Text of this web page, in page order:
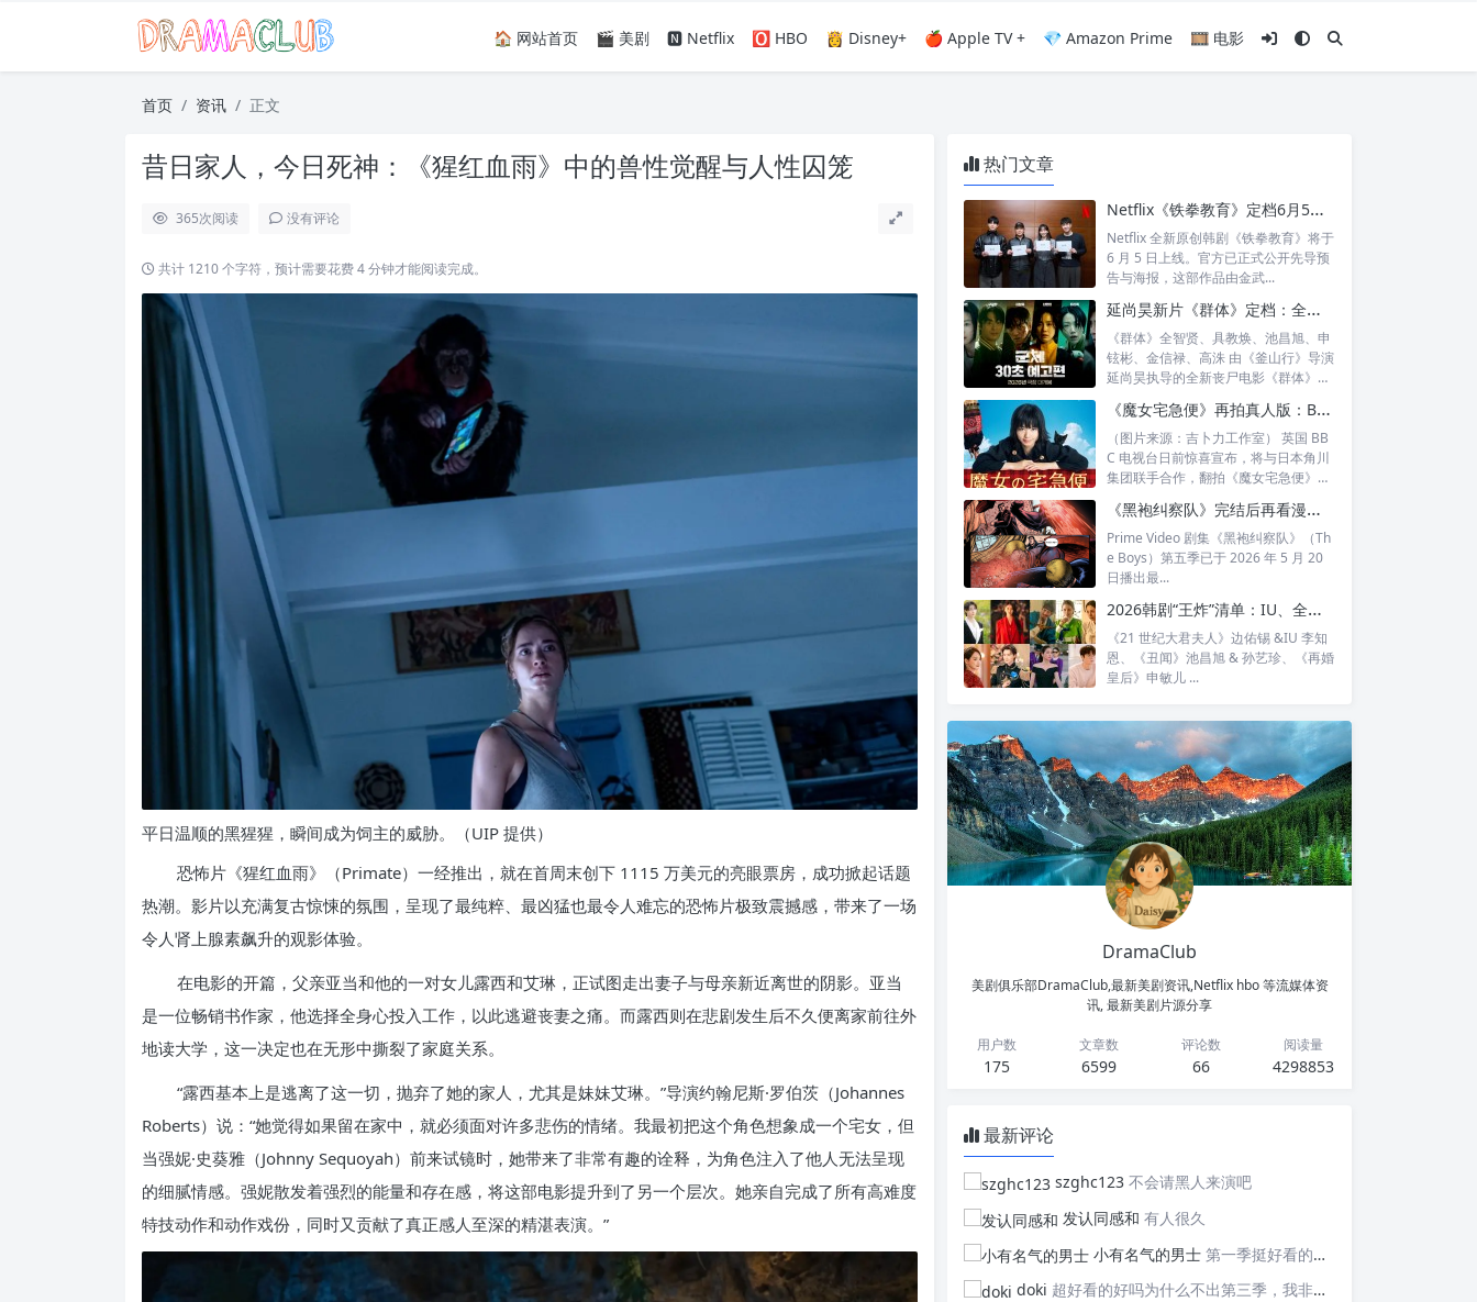
🏠 网站首页 🎬 美剧 🅽 Netflix 🅾️ HBO 👸 Disney+ 🍎 Apple TV + 💎 Amazon Prime 🎞️ 电影
首页 资讯 正文
昔日家人，今日死神：《猩红血雨》中的兽性觉醒与人性囚笼
365次阅读 没有评论
共计 1210 个字符，预计需要花费 4 分钟才能阅读完成。
平日温顺的黑猩猩，瞬间成为饲主的威胁。（UIP 提供）
恐怖片《猩红血雨》（Primate）一经推出，就在首周末创下 1115 万美元的亮眼票房，成功掀起话题
热潮。影片以充满复古惊悚的氛围，呈现了最纯粹、最凶猛也最令人难忘的恐怖片极致震撼感，带来了一场
令人肾上腺素飙升的观影体验。
在电影的开篇，父亲亚当和他的一对女儿露西和艾琳，正试图走出妻子与母亲新近离世的阴影。亚当
是一位畅销书作家，他选择全身心投入工作，以此逃避丧妻之痛。而露西则在悲剧发生后不久便离家前往外
地读大学，这一决定也在无形中撕裂了家庭关系。
“露西基本上是逃离了这一切，抛弃了她的家人，尤其是妹妹艾琳。”导演约翰尼斯·罗伯茨（Johannes
Roberts）说：“她觉得如果留在家中，就必须面对许多悲伤的情绪。我最初把这个角色想象成一个宅女，但
当强妮·史葵雅（Johnny Sequoyah）前来试镜时，她带来了非常有趣的诠释，为角色注入了他人无法呈现
的细腻情感。强妮散发着强烈的能量和存在感，将这部电影提升到了另一个层次。她亲自完成了所有高难度
特技动作和动作戏份，同时又贡献了真正感人至深的精湛表演。”
热门文章
Netflix《铁拳教育》定档6月5日：金武烈、李星民集结出击，这次要用铁腕重整失控校园
Netflix 全新原创韩剧《铁拳教育》将于
6 月 5 日上线。官方已正式公开先导预
告与海报，这部作品由金武...
延尚昊新片《群体》定档：全智贤时隔11年回归大银幕，池昌旭、具教焕联手闯丧尸危机
《群体》全智贤、具教焕、池昌旭、申
铉彬、金信禄、高洙 由《釜山行》导演
延尚昊执导的全新丧尸电影《群体》正
《魔女宅急便》再拍真人版：BBC 联手角川打造“英国版”剧集
（图片来源：吉卜力工作室） 英国 BB
C 电视台日前惊喜宣布，将与日本角川
集团联手合作，翻拍《魔女宅急便》的
《黑袍纠察队》完结后再看漫画结局：护国超人之死，比剧版残酷得多
Prime Video 剧集《黑袍纠察队》（Th
e Boys）第五季已于 2026 年 5 月 20
日播出最...
2026韩剧“王炸”清单：IU、全智贤、宋慧乔领衔回归，30对神仙CP谁最让你心动？
《21 世纪大君夫人》边佑锡 &IU 李知
恩、《丑闻》池昌旭 & 孙艺珍、《再婚
皇后》申敏儿 ...
DramaClub
美剧俱乐部DramaClub,最新美剧资讯,Netflix hbo 等流媒体资
讯, 最新美剧片源分享
用户数
175
文章数
6599
评论数
66
阅读量
4298853
最新评论
szghc123 不会请黑人来演吧
发认同感和 有人很久
小有名气的男士 第一季挺好看的，天天等着更新，应该接着拍第二季，这个剧情拍个四季应该是没有问题的，期待
doki 超好看的好吗为什么不出第三季，我非常喜欢这部剧